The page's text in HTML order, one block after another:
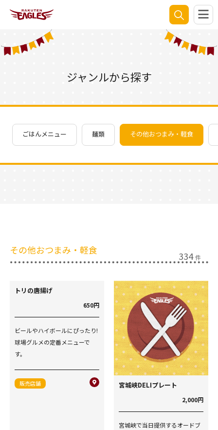
ジャンルから探す
ごはんメニュー 麺類 その他おつまみ・軽食
その他おつまみ・軽食 334件
トリの唐揚げ
650円
ビールやハイボールにぴったり!
球場グルメの定番メニューで
す。
販売店舗 宮城峡DELIプレート
2,000円
宮城峡で当日提供するオードブ